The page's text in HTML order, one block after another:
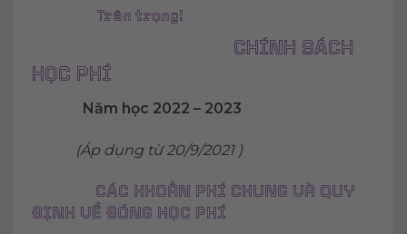
Trân trọng!
CHÍNH SÁCH
HỌC PHÍ
Năm học 2022 – 2023
(Áp dụng từ 20/9/2021 )
CÁC KHOẢN PHÍ CHUNG VÀ QUY
ĐỊNH VỀ ĐÓNG HỌC PHÍ